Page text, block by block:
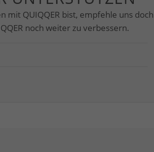
mit QUIQQER bist, empfehle uns
noch weiter zu verbessern.